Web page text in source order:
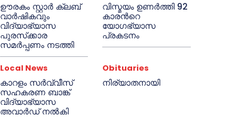
ഊരകം സ്റ്റാർ ക്ലബ്
വാർഷികവും
വിദ്യാഭ്യാസ
പുരസ്‌ക്കാര
സമർപ്പണം നടത്തി
വിസ്മയം ഉണർത്തി 92
കാരൻറെ
യോഗഭ്യാസ
പ്രകടനം
Local News
കാറളം സർവ്വീസ്
സഹകരണ ബാങ്ക്
വിദ്യാഭ്യാസ
അവാർഡ് നൽകി
Obituaries
നിര്യാതനായി